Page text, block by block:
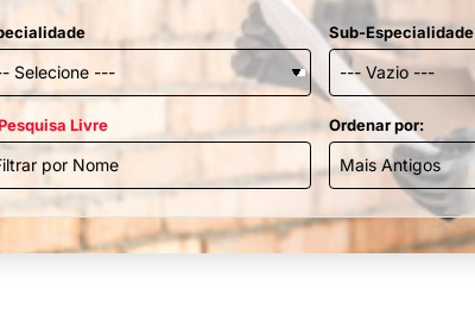
Sub-Especialidade
Livre Ordenar por: